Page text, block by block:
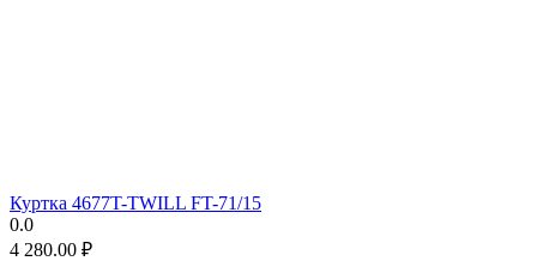
Куртка 4677T-TWILL FT-71/15
0.0
4 280.00 ₽